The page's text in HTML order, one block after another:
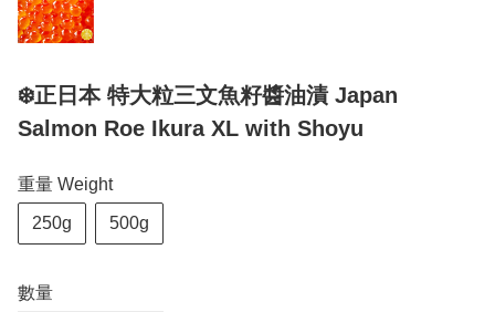
❄️正日本 特大粒三文魚籽醬油漬 Japan
Salmon Roe Ikura XL with Shoyu
重量 Weight
250g 500g
數量